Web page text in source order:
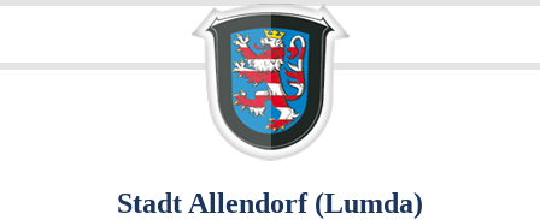
Stadt Allendorf (Lumda)